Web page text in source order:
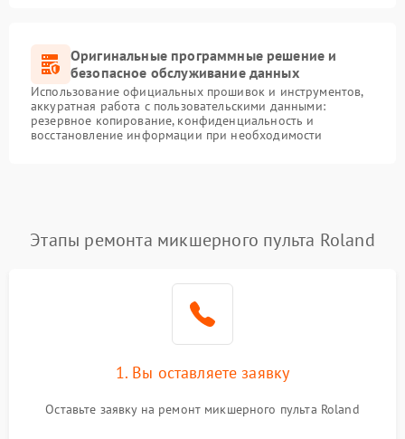
Оригинальные программные решение и
безопасное обслуживание данных
Использование официальных прошивок и инструментов,
аккуратная работа с пользовательскими данными:
резервное копирование, конфиденциальность и
восстановление информации при необходимости
Этапы ремонта микшерного пульта Roland
1. Вы оставляете заявку
Оставьте заявку на ремонт микшерного пульта Roland